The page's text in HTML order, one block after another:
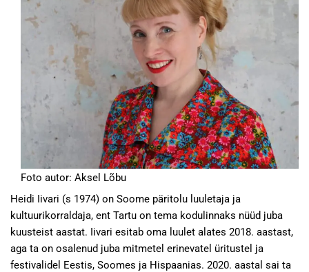
Foto autor: Aksel Lõbu
Heidi Iivari (s 1974) on Soome päritolu luuletaja ja
kultuurikorraldaja, ent Tartu on tema kodulinnaks nüüd juba
kuusteist aastat. Iivari esitab oma luulet alates 2018. aastast,
aga ta on osalenud juba mitmetel erinevatel üritustel ja
festivalidel Eestis, Soomes ja Hispaanias. 2020. aastal sai ta